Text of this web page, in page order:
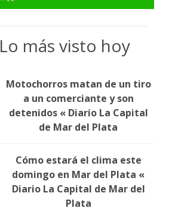
Lo más visto hoy
Motochorros matan de un tiro
a un comerciante y son
detenidos « Diario La Capital
de Mar del Plata
Cómo estará el clima este
domingo en Mar del Plata «
Diario La Capital de Mar del
Plata